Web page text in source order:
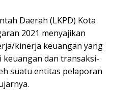
Daerah (LKPD) Kota
2021 menyajikan
kinerja keuangan yang
dan transaksi-
suatu entitas pelaporan